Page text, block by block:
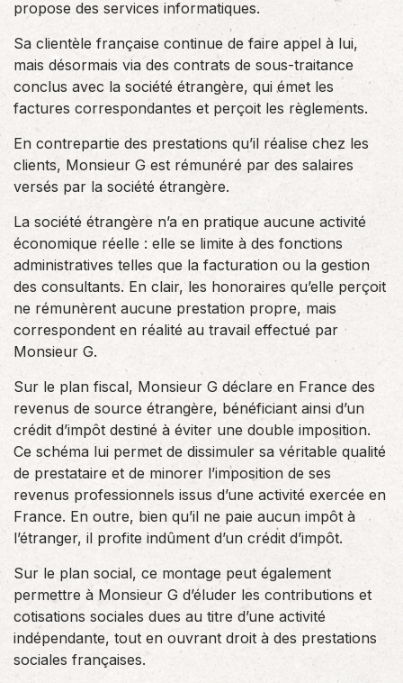
propose des services informatiques.
Sa clientèle française continue de faire appel à lui,
mais désormais via des contrats de sous-traitance
conclus avec la société étrangère, qui émet les
factures correspondantes et perçoit les règlements.
En contrepartie des prestations qu’il réalise chez les
clients, Monsieur G est rémunéré par des salaires
versés par la société étrangère.
La société étrangère n’a en pratique aucune activité
économique réelle : elle se limite à des fonctions
administratives telles que la facturation ou la gestion
des consultants. En clair, les honoraires qu’elle perçoit
ne rémunèrent aucune prestation propre, mais
correspondent en réalité au travail effectué par
Monsieur G.
Sur le plan fiscal, Monsieur G déclare en France des
revenus de source étrangère, bénéficiant ainsi d’un
crédit d’impôt destiné à éviter une double imposition.
Ce schéma lui permet de dissimuler sa véritable qualité
de prestataire et de minorer l’imposition de ses
revenus professionnels issus d’une activité exercée en
France. En outre, bien qu’il ne paie aucun impôt à
l’étranger, il profite indûment d’un crédit d’impôt.
Sur le plan social, ce montage peut également
permettre à Monsieur G d’éluder les contributions et
cotisations sociales dues au titre d’une activité
indépendante, tout en ouvrant droit à des prestations
sociales françaises.